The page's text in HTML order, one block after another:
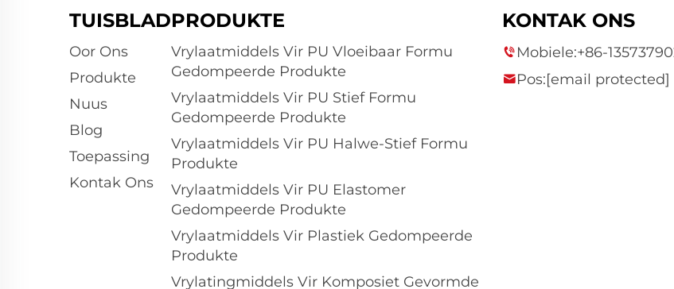
TUISBLAD
Oor Ons
Produkte
Nuus
Blog
Toepassing
Kontak Ons
PRODUKTE
Vrylaatmiddels Vir PU Vloeibaar Formu
Gedompeerde Produkte
Vrylaatmiddels Vir PU Stief Formu
Gedompeerde Produkte
Vrylaatmiddels Vir PU Halwe-Stief Formu
Produkte
Vrylaatmiddels Vir PU Elastomer
Gedompeerde Produkte
Vrylaatmiddels Vir Plastiek Gedompeerde
Produkte
Vrylatingmiddels Vir Komposiet Gevormde
KONTAK ONS
Mobiele:+86-
Pos:[email protected]